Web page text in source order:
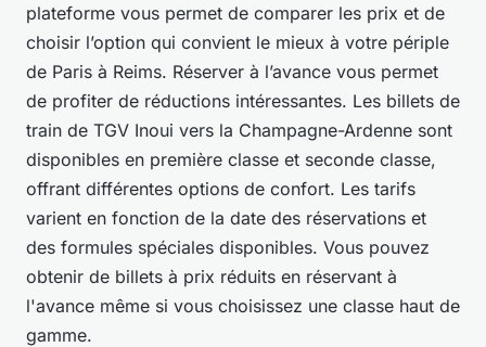
plateforme vous permet de comparer les prix et de
choisir l’option qui convient le mieux à votre périple
de Paris à Reims. Réserver à l’avance vous permet
de profiter de réductions intéressantes. Les billets de
train de TGV Inoui vers la Champagne-Ardenne sont
disponibles en première classe et seconde classe,
offrant différentes options de confort. Les tarifs
varient en fonction de la date des réservations et
des formules spéciales disponibles. Vous pouvez
obtenir de billets à prix réduits en réservant à
l'avance même si vous choisissez une classe haut de
gamme.